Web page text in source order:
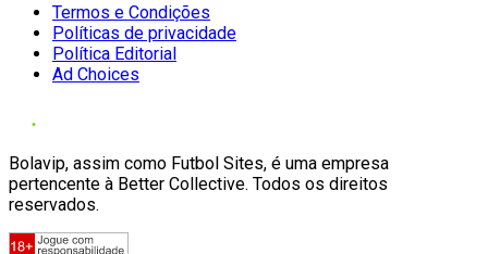
Termos e Condições
Políticas de privacidade
Política Editorial
Ad Choices
Bolavip, assim como Futbol Sites, é uma empresa
pertencente à Better Collective. Todos os direitos
reservados.